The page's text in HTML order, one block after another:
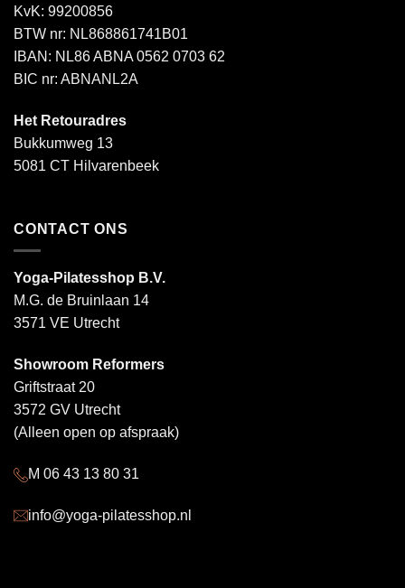
KvK: 99200856
BTW nr: NL868861741B01
IBAN: NL86 ABNA 0562 0703 62
BIC nr: ABNANL2A
Het Retouradres
Bukkumweg 13
5081 CT Hilvarenbeek
CONTACT ONS
Yoga-Pilatesshop B.V.
M.G. de Bruinlaan 14
3571 VE Utrecht
Showroom Reformers
Griftstraat 20
3572 GV Utrecht
(Alleen open op afspraak)
M 06 43 13 80 31
info@yoga-pilatesshop.nl